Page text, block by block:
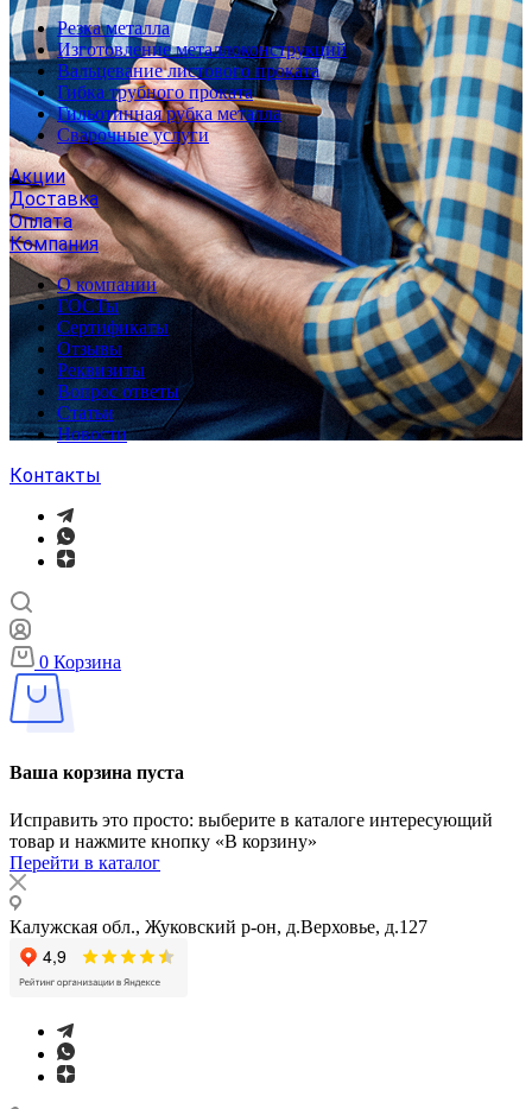
Резка металла
Изготовление металлоконструкций
Вальцевание листового проката
Гибка трубного проката
Гильотинная рубка металла
Сварочные услуги
Акции
Доставка
Оплата
Компания
О компании
ГОСТы
Сертификаты
Отзывы
Реквизиты
Вопрос ответы
Статьи
Новости
Контакты
0 Корзина
Ваша корзина пуста
Исправить это просто: выберите в каталоге интересующий
товар и нажмите кнопку «В корзину»
Перейти в каталог
Калужская обл., Жуковский р-он, д.Верховье, д.127